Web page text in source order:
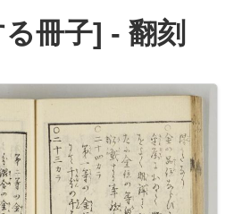
冊子] - 翻刻